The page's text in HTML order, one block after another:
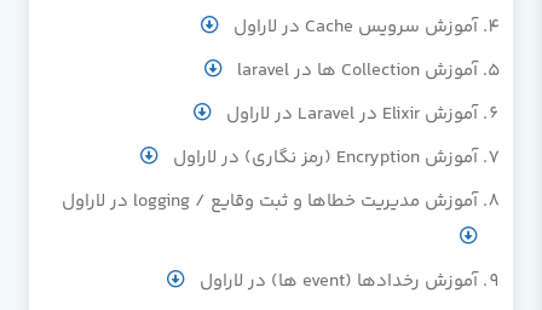
آموزش سرویس Cache در لاراول
آموزش Collection ها در laravel
آموزش Elixir در Laravel در لاراول
آموزش Encryption (رمز نگاری) در لاراول
آموزش مدیریت خطاها و ثبت وقایع / logging در لاراول
آموزش رخدادها (event ها) در لاراول